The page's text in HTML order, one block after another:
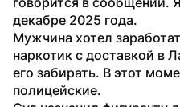
декабре 2025 года.
Мужчина хотел
наркотик с доставкой в
его забирать. В этот
полицейские.